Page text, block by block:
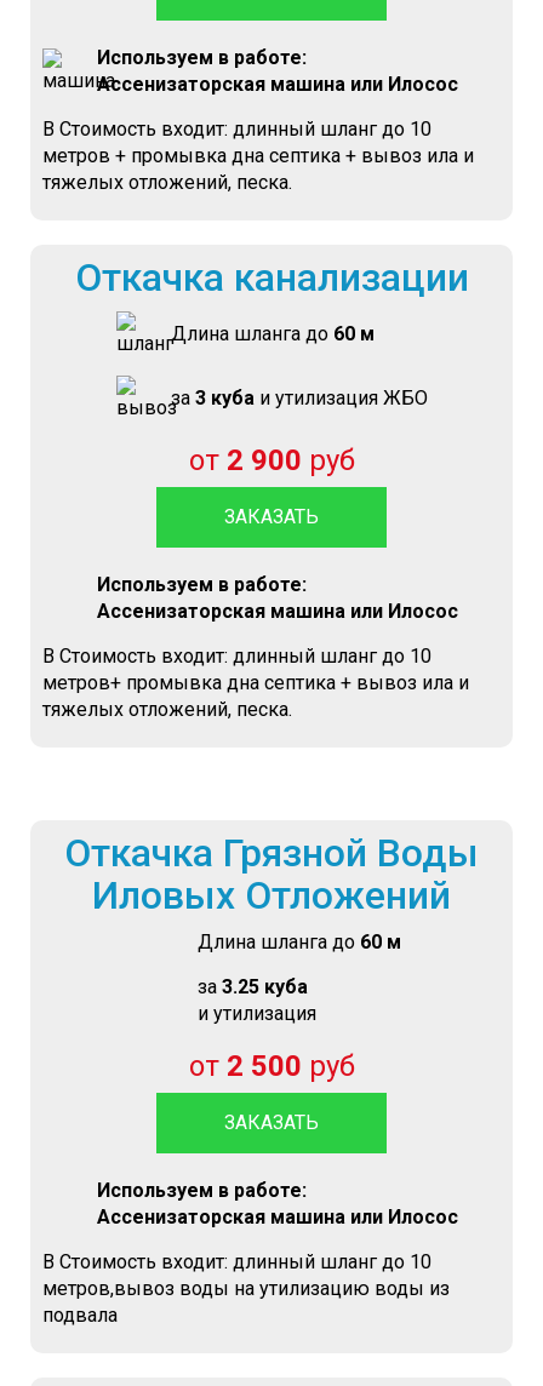
Используем в работе:
Ассенизаторская машина или Илосос
В Стоимость входит: длинный шланг до 10
метров + промывка дна септика + вывоз ила и
тяжелых отложений, песка.
Откачка канализации
Длина шланга до 60 м
за 3 кубаи утилизация ЖБО
от 2 900 руб
ЗАКАЗАТЬ
Используем в работе:
Ассенизаторская машина или Илосос
В Стоимость входит: длинный шланг до 10
метров+ промывка дна септика + вывоз ила и
тяжелых отложений, песка.
Откачка Грязной Воды
Иловых Отложений
Длина шланга до 60 м
за 3.25 куба
и утилизация
от 2 500 руб
ЗАКАЗАТЬ
Используем в работе:
Ассенизаторская машина или Илосос
В Стоимость входит: длинный шланг до 10
метров,вывоз воды на утилизацию воды из
подвала